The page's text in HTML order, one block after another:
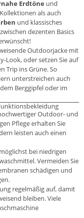
Erdtöne und
als auch
und klassisches
dezenten Basics
Outdoorjacke mit
Look, oder setzen Sie auf
Trip ins Grüne. So
unterstreichen auch
Berggipfel oder im
Outdoor- und
Pflege erhalten Sie
leisten auch einen
bei niedrigen
Vermeiden Sie
schädigen und
regelmäßig auf, damit
bleiben. Viele